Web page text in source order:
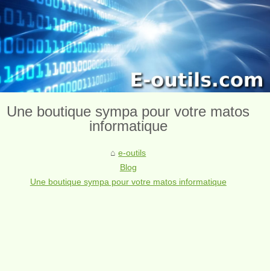
Une boutique sympa pour votre matos
informatique
e-outils
Blog
Une boutique sympa pour votre matos informatique